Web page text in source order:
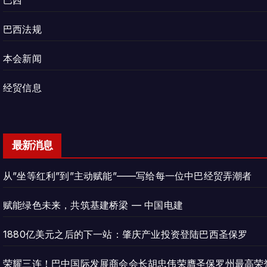
巴西法规
本会新闻
经贸信息
最新消息
从”坐等红利”到”主动赋能”——写给每一位中巴经贸弄潮者
赋能绿色未来，共筑基建桥梁 — 中国电建
1880亿美元之后的下一站：肇庆产业投资登陆巴西圣保罗
荣耀三连！巴中国际发展商会会长胡忠伟荣膺圣保罗州最高荣